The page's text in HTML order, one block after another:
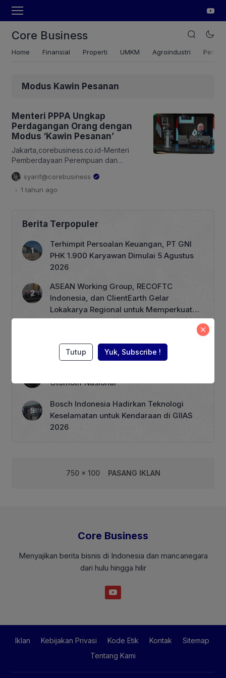
Core Business
Home Finansial Properti UMKM Agroindustri
Modus Kawin Pesanan
Menteri PPPA Ungkap
Perdagangan Orang dengan
Modus ‘Kawin Pesanan’
Jakarta,corebusiness.co.id-Menteri
Pemberdayaan Perempuan dan
Perlindungan Anak (PPPA), Arifatul
Choiri Fauzi, mengungkap motif kasus
‘kawin pesanan’ yang dialami keluarga
wanita berusia belasan tahun yang
menjadi korban ‘kawin pesanan’ di
Rumah Aman. Rumah Aman adalah
tempat perlindungan sementara yang
dirancang untuk memberikan
keamanan dan kerahasiaan bagi
individu […]
syarif@corebusiness
. 1 tahun ago
Berita Terpopuler
Terhimpit Persoalan Keuangan, PT GNI
PHK 1.900 Karyawan Dimulai 5 Agustus
2026
ASEAN Working Group, RECOFTC
Indonesia, dan ClientEarth Gelar
Lokakarya Regional untuk Memperkuat
Tata Kelola Perhutanan Sosial
Sastra Betawi 100 Tahun
Otomotif Nasional
Bosch Indonesia Hadirkan Teknologi
Keselamatan untuk Kendaraan di GIIAS
2026
750 x 100 PASANG IKLAN
Core Business
Menyajikan berita bisnis di Indonesia dan mancanegara
dari hulu hingga hilir
Iklan Kebijakan Privasi Kode Etik Kontak
Sitemap
Tentang Kami
Tutup Yuk, Subscribe !